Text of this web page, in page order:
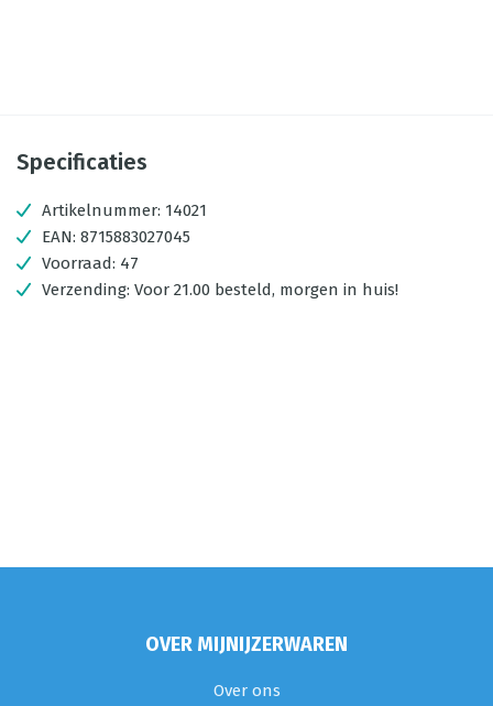
Specificaties
Artikelnummer: 14021
EAN: 8715883027045
Voorraad: 47
Verzending: Voor 21.00 besteld, morgen in huis!
OVER MIJNIJZERWAREN
Over ons